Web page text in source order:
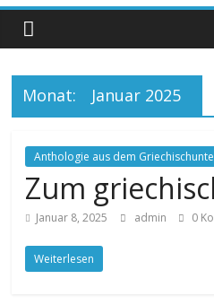
Monat: Januar 2025
Anthologie aus dem
Zum
Januar 8, 2025 admin 0
Weiterlesen